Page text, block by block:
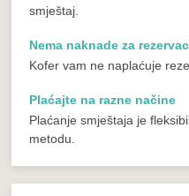
smještaj.
Nema naknade za
Kofer vam ne naplaćuje
Plaćajte na razne načine
Plaćanje smještaja je
metodu.